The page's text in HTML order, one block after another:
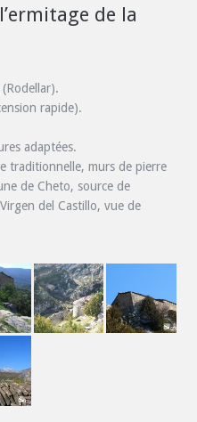
de la
rapide).
adaptées.
traditionnelle, murs de pierre
de Cheto, source de
del Castillo, vue de